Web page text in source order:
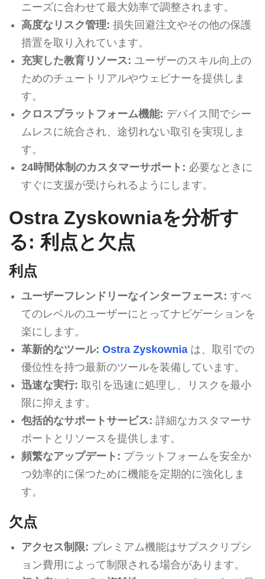
ニーズに合わせて最大効率で調整されます。
高度なリスク管理: 損失回避注文やその他の保護
措置を取り入れています。
充実した教育リソース: ユーザーのスキル向上の
ためのチュートリアルやウェビナーを提供しま
す。
クロスプラットフォーム機能: デバイス間でシー
ムレスに統合され、途切れない取引を実現しま
す。
24時間体制のカスタマーサポート: 必要なときに
すぐに支援が受けられるようにします。
Ostra Zyskowniaを分析す
る: 利点と欠点
利点
ユーザーフレンドリーなインターフェース: すべ
てのレベルのユーザーにとってナビゲーションを
楽にします。
革新的なツール: Ostra Zyskowniaは、取引での
優位性を持つ最新のツールを装備しています。
迅速な実行: 取引を迅速に処理し、リスクを最小
限に抑えます。
包括的なサポートサービス: 詳細なカスタマーサ
ポートとリソースを提供します。
頻繁なアップデート: プラットフォームを安全か
つ効率的に保つために機能を定期的に強化しま
す。
欠点
アクセス制限: プレミアム機能はサブスクリプシ
ョン費用によって制限される場合があります。